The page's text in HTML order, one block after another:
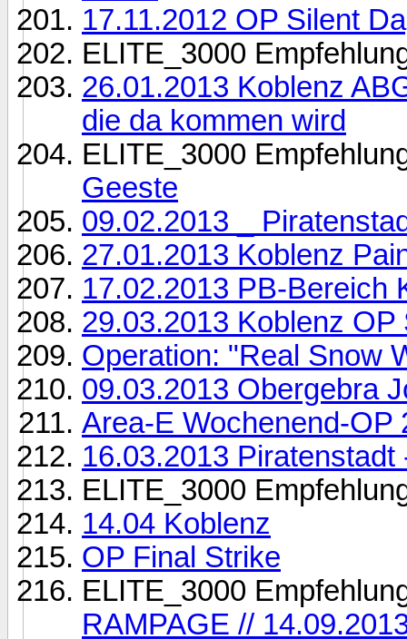
17.11.2012 OP Silent
ELITE_3000
26.01.2013 Koblenz
die da kommen wird
ELITE_3000
Geeste
09.02.2013 _
27.01.2013 Koblenz
17.02.2013 PB-Bereich
29.03.2013 Koblenz
Operation: "Real Snow
09.03.2013 Obergebra
Area-E Wochenend-OP
16.03.2013
ELITE_3000
14.04 Koblenz
OP Final Strike
ELITE_3000
RAMPAGE //